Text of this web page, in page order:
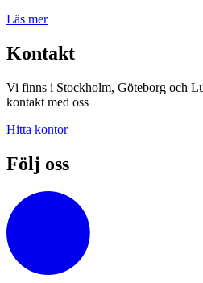
Läs mer
Kontakt
Vi finns i Stockholm, Göteborg och
kontakt med oss
Hitta kontor
Följ oss